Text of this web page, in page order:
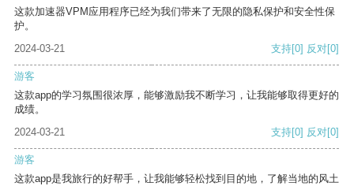
这款加速器VPM应用程序已经为我们带来了无限的隐私保护和安全性保
护。
2024-03-21
支持[0] 反对[0]
游客
这款app的学习氛围很浓厚，能够激励我不断学习，让我能够取得更好的
成绩。
2024-03-21
支持[0] 反对[0]
游客
这款app是我旅行的好帮手，让我能够轻松找到目的地，了解当地的风土